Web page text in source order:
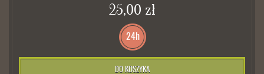
25,00 zł
24h
DO KOSZYKA